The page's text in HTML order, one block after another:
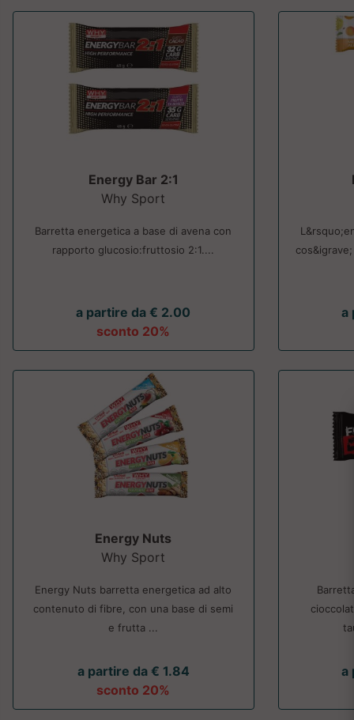
Energy Bar 2:1
Why Sport
Barretta energetica a base di avena con
rapporto glucosio:fruttosio 2:1....
a partire da € 2.00
sconto 20%
a
Energy Nuts
Why Sport
Energy Nuts barretta energetica ad alto
contenuto di fibre, con una base di semi
e frutta ...
a partire da € 1.84
sconto 20%
a